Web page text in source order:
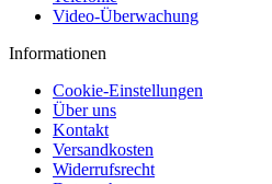
Video-Überwachung
Informationen
Cookie-Einstellungen
Über uns
Kontakt
Versandkosten
Widerrufsrecht